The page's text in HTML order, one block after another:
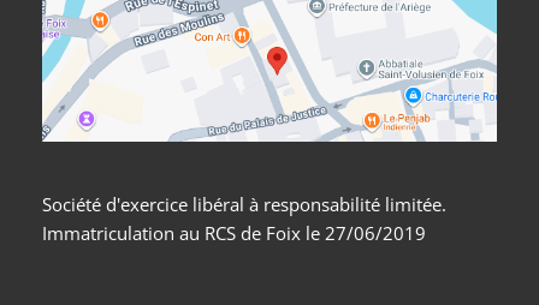
Société d'exercice libéral à responsabilité limitée.
Immatriculation au RCS de Foix le 27/06/2019